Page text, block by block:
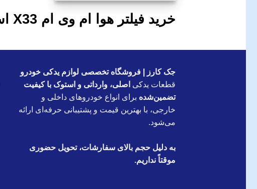
خرید فیلتر هوا ام وی ام X33 استوک
جک کارز | فروشگاه تخصصی لوازم یدکی خودرو
قطعات یدکی اصلی، وارداتی و استوک با کیفیت
تضمین‌شده برای انواع خودروهای داخلی و
خارجی، با بهترین قیمت و پشتیبانی حرفه‌ای ارائه
می‌شود.
به دلیل حجم بالای سفارشات، تحویل حضوری
موقتاً نداریم.